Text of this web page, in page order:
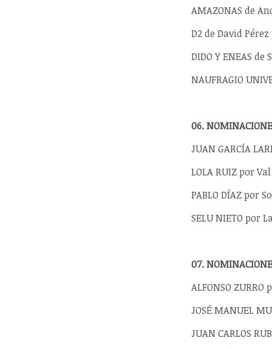
AMAZONAS de
D2 de David
DIDO Y ENEAS
NAUFRAGIO
06.
JUAN GARCÍA
LOLA RUIZ por
PABLO DÍAZ por
SELU NIETO por
07.
ALFONSO
JOSÉ MANUEL
JUAN CARLOS